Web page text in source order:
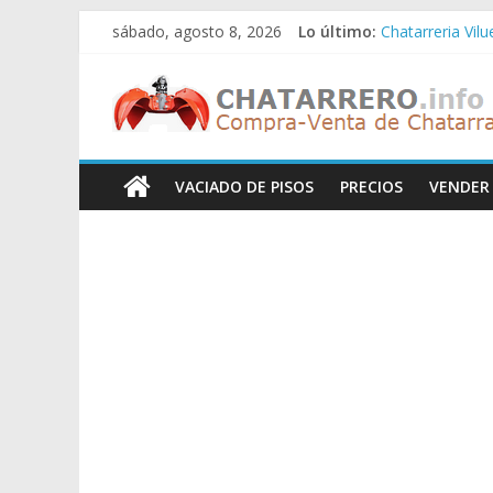
Saltar
contenido
sábado, agosto 8, 2026 Lo último: Chatarreria
Chatarreria
Chatarreria
Chatarreros
–
Precio
VACIADO DE PISOS PRECIOS